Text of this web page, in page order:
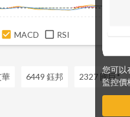
您可以
監控價
MACD RSI
華 6449 鈺邦 2327 國巨*